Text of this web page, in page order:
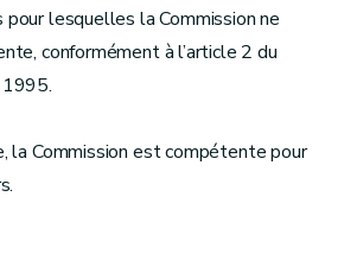
lesquelles la Commission ne
conformément à l’article 2 du
la Commission est compétente pour